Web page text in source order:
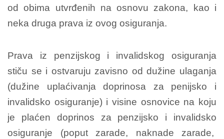
od obima utvrđenih na osnovu zakona, kao i
neka druga prava iz ovog osiguranja.
Prava iz penzijskog i invalidskog osiguranja
stiču se i ostvaruju zavisno od dužine ulaganja
(dužine uplaćivanja doprinosa za penijsko i
invalidsko osiguranje) i visine osnovice na koju
je plaćen doprinos za penzijsko i invalidsko
osiguranje (poput zarade, naknade zarade,